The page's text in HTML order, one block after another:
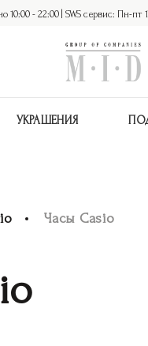
- 22:00 | SWS сервис: Пн-пт
УКРАШЕНИЯ
Часы Casio